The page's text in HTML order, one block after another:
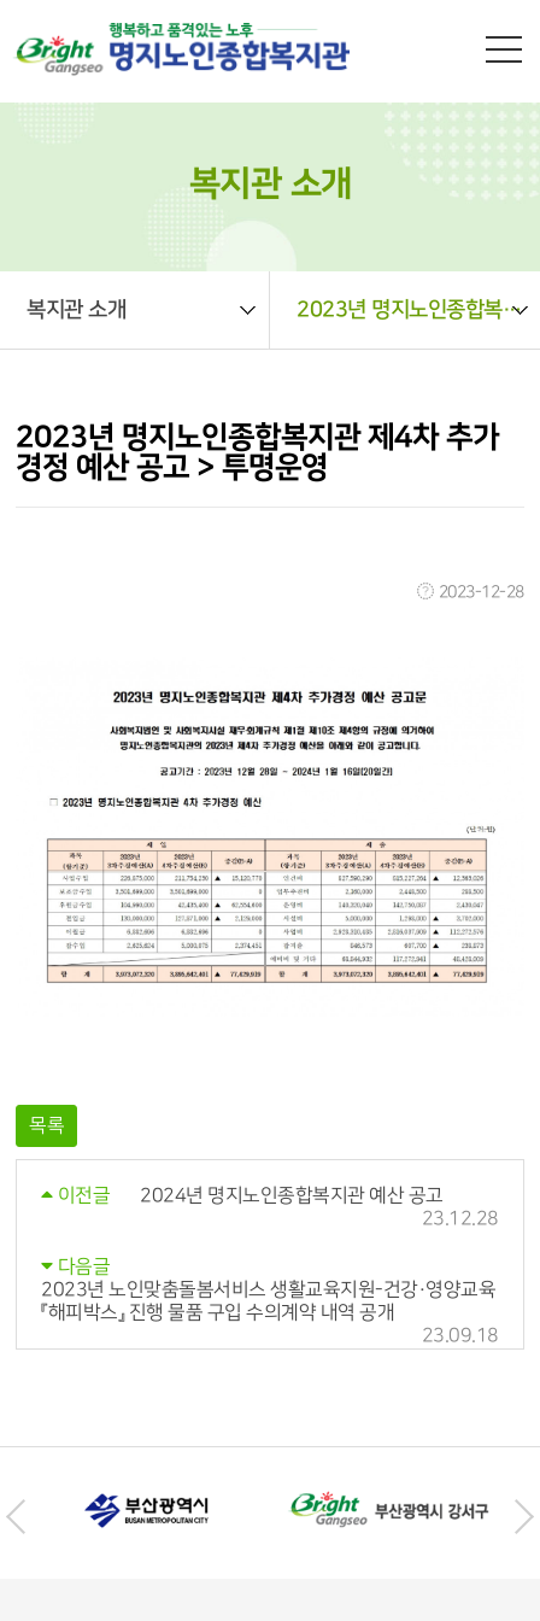
복지관 소개
복지관 소개 2023년 명지노인종합복지관 제4차 추가경정 예산 공고 > 투명운영
2023년 명지노인종합복지관 제4차 추가
경정 예산 공고 > 투명운영
2023-12-28
목록
이전글
2024년 명지노인종합복지관 예산 공고
23.12.28
다음글
2023년 노인맞춤돌봄서비스 생활교육지원-건강·영양교육
『해피박스』 진행 물품 구입 수의계약 내역 공개
23.09.18